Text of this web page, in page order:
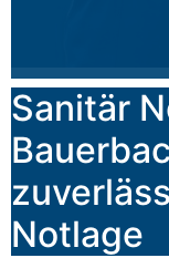
Sanitär
Notlage